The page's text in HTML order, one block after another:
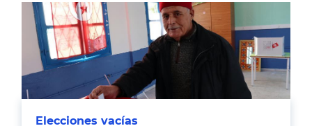
Elecciones vacías